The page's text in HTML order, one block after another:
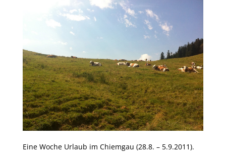
Eine Woche Urlaub im Chiemgau (28.8. – 5.9.2011).